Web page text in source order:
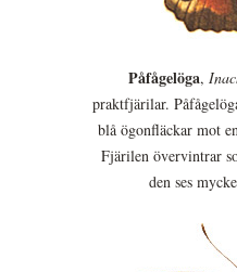
Påfågelöga,
praktfjärilar.
blå ögonfläckar mot
Fjärilen övervintrar
den ses